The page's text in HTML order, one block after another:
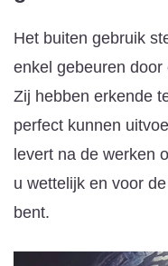
Het buiten gebruik
enkel gebeuren
Zij hebben erkende
perfect kunnen
levert na de werken
u wettelijk en voor
bent.